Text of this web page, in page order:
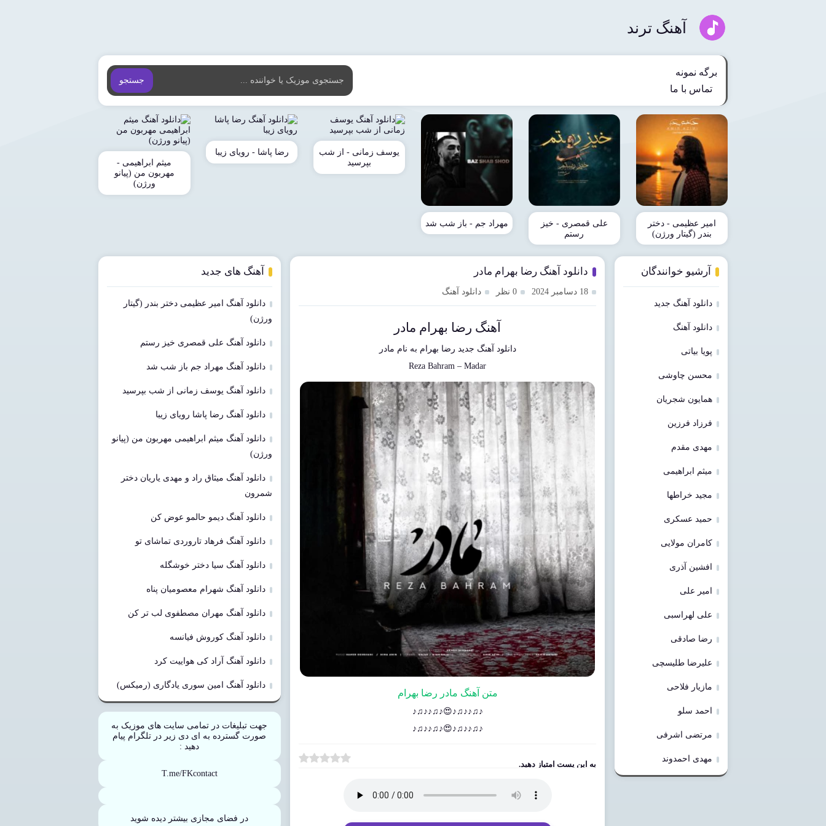
آهنگ ترند
برگه نمونه
تماس با ما
جستجو
امیر عظیمی - دختر
بندر (گیتار ورژن)
علی قمصری - خیز
رستم
مهراد جم - باز شب شد
یوسف زمانی - از شب
بپرسید
رضا پاشا - رویای زیبا
میثم ابراهیمی -
مهربون من (پیانو
ورژن)
دانلود آهنگ رضا بهرام مادر
18 دسامبر 2024 0 نظر دانلود آهنگ
آهنگ رضا بهرام مادر
دانلود آهنگ جدید رضا بهرام به نام مادر
Reza Bahram –Madar
متن آهنگ مادر رضا بهرام
♪♫♪♪♫♪😍♪♫♪♪♫♪
♪♫♪♪♫♪😍♪♫♪♪♫♪
به این پست امتیاز دهید.
آرشیو خوانندگان
دانلود آهنگ جدید
دانلود آهنگ
پویا بیاتی
محسن چاوشی
همایون شجریان
فرزاد فرزین
مهدی مقدم
میثم ابراهیمی
مجید خراطها
حمید عسکری
کامران مولایی
افشین آذری
امیر علی
علی لهراسبی
رضا صادقی
علیرضا طلیسچی
مازیار فلاحی
احمد سلو
مرتضی اشرفی
مهدی احمدوند
آهنگ های جدید
دانلود آهنگ امیر عظیمی دختر بندر (گیتار
ورژن)
دانلود آهنگ علی قمصری خیز رستم
دانلود آهنگ مهراد جم باز شب شد
دانلود آهنگ یوسف زمانی از شب بپرسید
دانلود آهنگ رضا پاشا رویای زیبا
دانلود آهنگ میثم ابراهیمی مهربون من (پیانو
ورژن)
دانلود آهنگ میثاق راد و مهدی یاریان دختر
شمرون
دانلود آهنگ دیمو حالمو عوض کن
دانلود آهنگ فرهاد تاروردی تماشای تو
دانلود آهنگ سیا دختر خوشگله
دانلود آهنگ شهرام معصومیان پناه
دانلود آهنگ مهران مصطفوی لب تر کن
دانلود آهنگ کوروش فیانسه
دانلود آهنگ آراد کی هواییت کرد
دانلود آهنگ امین سوری یادگاری (رمیکس)
جهت تبلیغات در تمامی سایت های موزیک به
صورت گسترده به ای دی زیر در تلگرام پیام
دهید :
T.me/FKcontact
در فضای مجازی بیشتر دیده شوید